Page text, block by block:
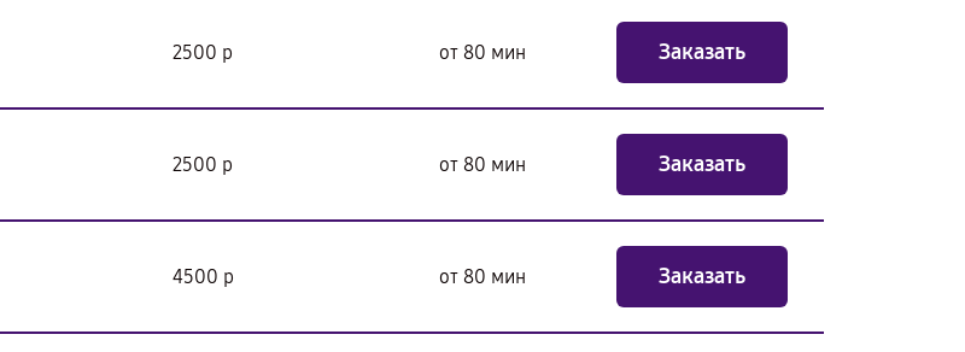
2500 р от 80 мин Заказать
2500 р от 80 мин Заказать
4500 р от 80 мин Заказать